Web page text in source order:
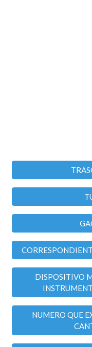
DISPOSITIVO
NUMERO QUE